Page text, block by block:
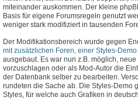
miteinander auskommen. Der kleine
Basis für eigene Forumsregeln genutzt
weniger stark modifiziert in tausenden
Der Modifikationsbereich wurde gegen
mit zusätzlichen Foren, einer Styles-Demo
ausgebaut. Es war nun z.B. möglich,
vorzuschlagen oder als Mod-Autor die
der Datenbank selber zu bearbeiten.
rundeten die Sache ab. Die Styles-Demo
Styles, für welche auch Grafiken in